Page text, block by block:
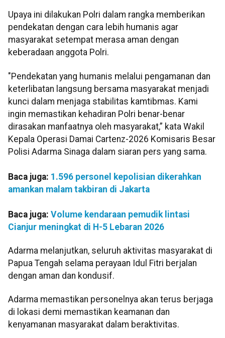
Upaya ini dilakukan Polri dalam rangka memberikan
pendekatan dengan cara lebih humanis agar
masyarakat setempat merasa aman dengan
keberadaan anggota Polri.
"Pendekatan yang humanis melalui pengamanan dan
keterlibatan langsung bersama masyarakat menjadi
kunci dalam menjaga stabilitas kamtibmas. Kami
ingin memastikan kehadiran Polri benar-benar
dirasakan manfaatnya oleh masyarakat,” kata Wakil
Kepala Operasi Damai Cartenz-2026 Komisaris Besar
Polisi Adarma Sinaga dalam siaran pers yang sama.
Baca juga: 1.596 personel kepolisian dikerahkan
amankan malam takbiran di Jakarta
Baca juga: Volume kendaraan pemudik lintasi
Cianjur meningkat di H-5 Lebaran 2026
Adarma melanjutkan, seluruh aktivitas masyarakat di
Papua Tengah selama perayaan Idul Fitri berjalan
dengan aman dan kondusif.
Adarma memastikan personelnya akan terus berjaga
di lokasi demi memastikan keamanan dan
kenyamanan masyarakat dalam beraktivitas.